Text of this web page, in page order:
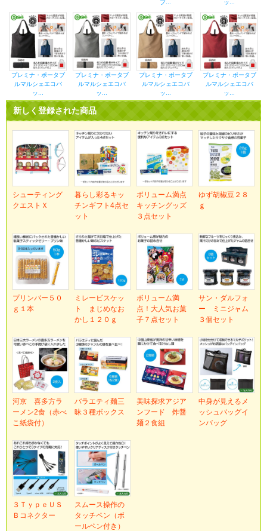
ブ... ッ...
プレミナ・ポータブ
ルマルシェエコバ
ッ...
プレミナ・ポータブ
ルマルシェエコバ
ッ...
プレミナ・ポータブ
ルマルシェエコバ
ッ...
プレミナ・ポータブ
ルマルシェエコバ
ッ...
新しく登録された商品
シューティング
クエストＸ
暮らし彩るキッ
チンギフト4点セ
ット
ボリューム満点
キッチングッズ
３点セット
ゆず胡椒豆２８
ｇ
プリンバー５０
ｇ１本
ミレービスケッ
ト まじめなお
かし１２０ｇ
ボリューム満
点！大人気お菓
子７点セット
サン・ダルフォ
ー ミニジャム
３個セット
河京 喜多方ラ
ーメン2食（赤べ
こ紙袋付）
バラエティ麺三
昧３種ボックス
美味探求アジア
ンフード 炸醤
麺２食組
中身が見えるメ
ッシュバッグイ
ンバッグ
３ＴｙｐｅＵＳ
Ｂコネクター
スムース操作の
タッチペン（ボ
ールペン付き）